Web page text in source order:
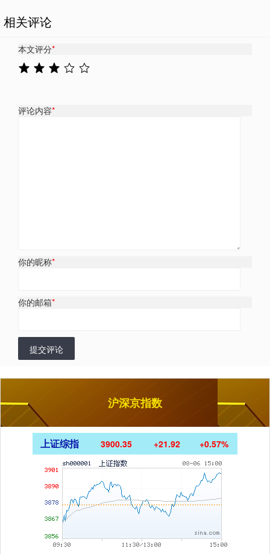
相关评论
本文评分*
评论内容*
你的昵称*
你的邮箱*
提交评论
沪深京指数
上证综指 3900.35 +21.92 +0.57%